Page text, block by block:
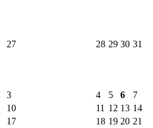
27 28 29 30 31
3 4 5 6 7
10
11 12 13 14
17
18 19 20 21